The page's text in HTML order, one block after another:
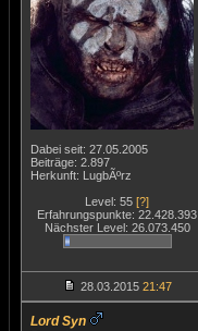
Dabei seit: 27.05.2005
Beiträge: 2.897
Herkunft: LugbÃºrz
Level: 55 [?]
Erfahrungspunkte: 22.428.393
Nächster Level: 26.073.450
28.03.2015 21:47
Lord Syn